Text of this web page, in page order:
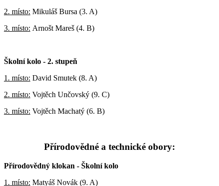
2. místo: Mikuláš Bursa (3. A)
3. místo: Arnošt Mareš (4. B)
Školní kolo - 2. stupeň
1. místo: David Smutek (8. A)
2. místo: Vojtěch Unčovský (9. C)
3. místo: Vojtěch Machatý (6. B)
Přírodovědné a technické obory:
Přírodovědný klokan - Školní kolo
1. místo: Matyáš Novák (9. A)